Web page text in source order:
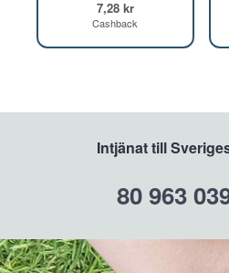
7,28 kr
Cashback
Intjänat till
80 963